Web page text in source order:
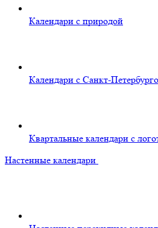
Календари с природой
Календари с Санкт-
Квартальные календари с
Настенные календари